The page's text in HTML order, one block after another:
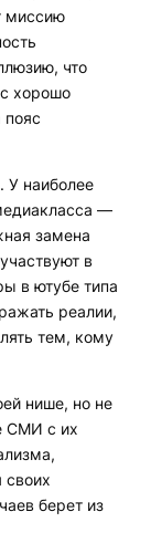
миссию
что
хорошо
У наиболее
—
замена
в
в ютубе типа
реалии,
тем, кому
нише, но не
СМИ с их
своих
берет из